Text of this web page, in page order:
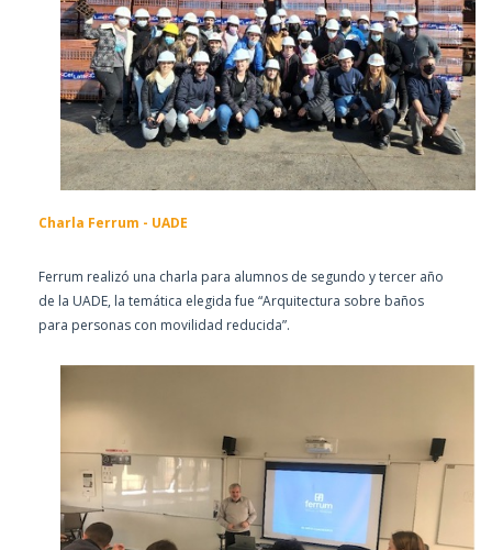
Charla Ferrum - UADE
Ferrum realizó una charla para alumnos de segundo y tercer año
de la UADE, la temática elegida fue “Arquitectura sobre baños
para personas con movilidad reducida”.